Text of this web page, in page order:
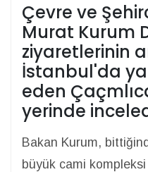
Çevre ve
Murat Kurum
ziyaretlerinin
İstanbul'da
eden
yerinde
Bakan Kurum,
büyük cami